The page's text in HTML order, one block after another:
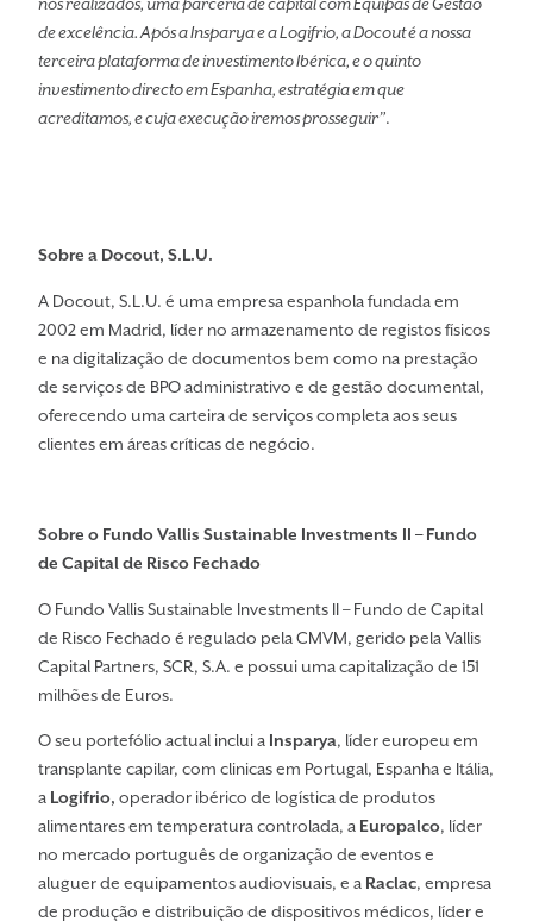
nós realizados, uma parceria de capital com Equipas de Gestão
de excelência. Após a Insparya e a Logifrio, a Docout é a nossa
terceira plataforma de investimento Ibérica, e o quinto
investimento directo em Espanha, estratégia em que
acreditamos, e cuja execução iremos prosseguir”.
Sobre a Docout, S.L.U.
A Docout, S.L.U. é uma empresa espanhola fundada em
2002 em Madrid, líder no armazenamento de registos físicos
e na digitalização de documentos bem como na prestação
de serviços de BPO administrativo e de gestão documental,
oferecendo uma carteira de serviços completa aos seus
clientes em áreas críticas de negócio.
Sobre o Fundo Vallis Sustainable Investments II – Fundo
de Capital de Risco Fechado
O Fundo Vallis Sustainable Investments II – Fundo de Capital
de Risco Fechado é regulado pela CMVM, gerido pela Vallis
Capital Partners, SCR, S.A. e possui uma capitalização de 151
milhões de Euros.
O seu portefólio actual inclui a Insparya, líder europeu em
transplante capilar, com clinicas em Portugal, Espanha e Itália,
a Logifrio, operador ibérico de logística de produtos
alimentares em temperatura controlada, a Europalco, líder
no mercado português de organização de eventos e
aluguer de equipamentos audiovisuais, e a Raclac, empresa
de produção e distribuição de dispositivos médicos, líder e